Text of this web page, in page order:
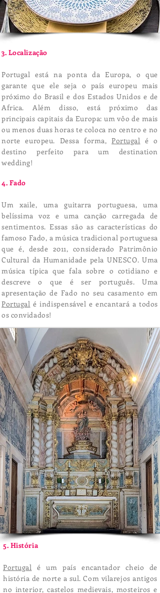
3. Localização
Portugal está na ponta da Europa, o que
garante que ele seja o país europeu mais
próximo do Brasil e dos Estados Unidos e de
Africa. Além disso, está próximo das
principais capitais da Europa: um vôo de mais
ou menos duas horas te coloca no centro e no
norte europeu. Dessa forma,Portugal é o
destino perfeito para um destination
wedding!
4. Fado
Um xaile, uma guitarra portuguesa, uma
belíssima voz e uma canção carregada de
sentimentos. Essas são as características do
famoso Fado, a música tradicional portuguesa
que é, desde 2011, considerado Patrimônio
Cultural da Humanidade pela UNESCO. Uma
música típica que fala sobre o cotidiano e
descreve o que é ser português. Uma
apresentação de Fado no seu casamento em
Portugal é indispensável e encantará a todos
os convidados!
5. História
Portugal é um país encantador cheio de
história de norte a sul. Com vilarejos antigos
no interior, castelos medievais, mosteiros e